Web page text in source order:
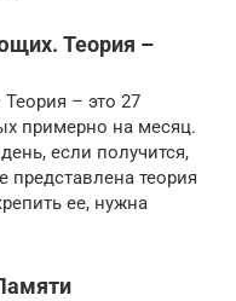
Теория –
– это 27
примерно на месяц.
если получится,
представлена теория
ее, нужна